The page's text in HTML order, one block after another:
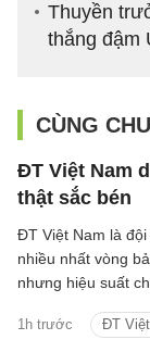
Thuyền
thắng đậm
CÙNG
ĐT Việt Nam
thật sắc bén
1h trước ĐT
ĐT Việt Nam là
nhiều nhất vòng
nhưng hiệu suất
giải.